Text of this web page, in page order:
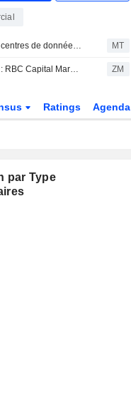
La plateforme de centres de données de Prologis tire les prévisions à la hausse, selon RBC MT
PROLOGIS, INC. : RBC Capital Markets passe de neutre à achat ZM
Ratings Agenda
par Type